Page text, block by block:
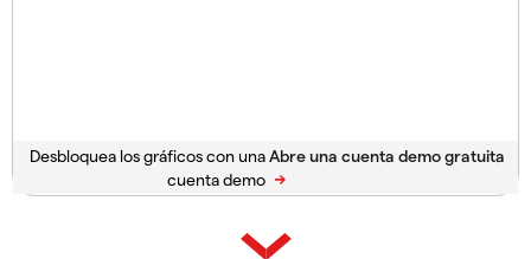
Desbloquea los gráficos con una
cuenta demo